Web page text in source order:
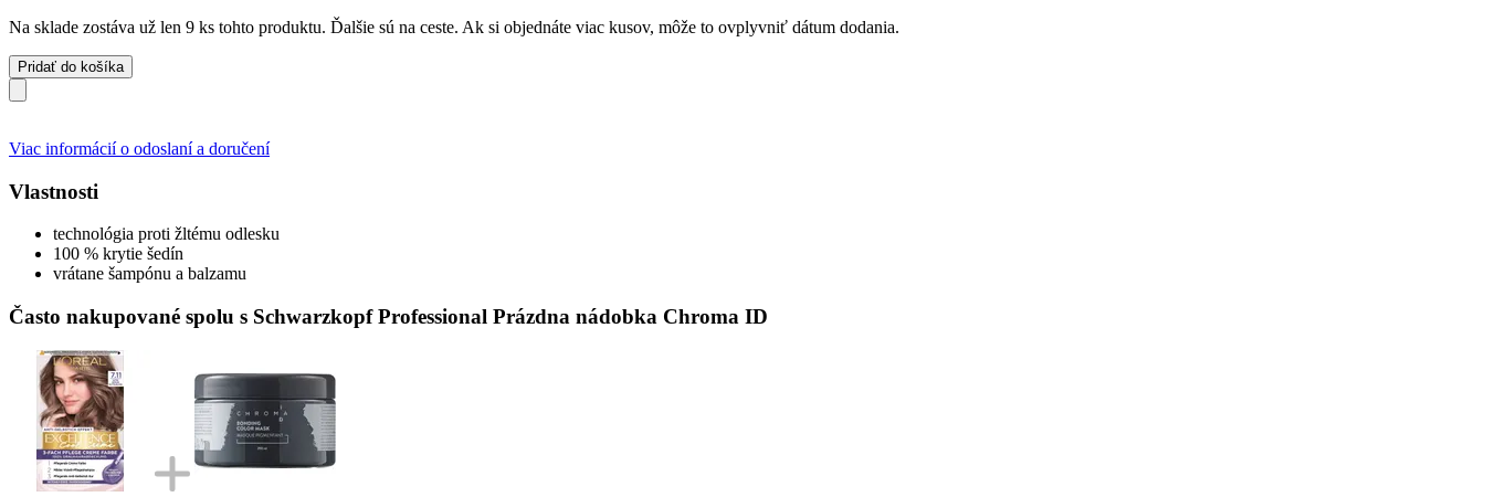
Na sklade zostáva už len 9 ks tohto produktu. Ďalšie sú na ceste. Ak si objednáte viac kusov, môže to ovplyvniť dátum dodania.
Pridať do košíka
Viac informácií o odoslaní a doručení
Vlastnosti
technológia proti žltému odlesku
100 % krytie šedín
vrátane šampónu a balzamu
Často nakupované spolu s Schwarzkopf Professional Prázdna nádobka Chroma ID